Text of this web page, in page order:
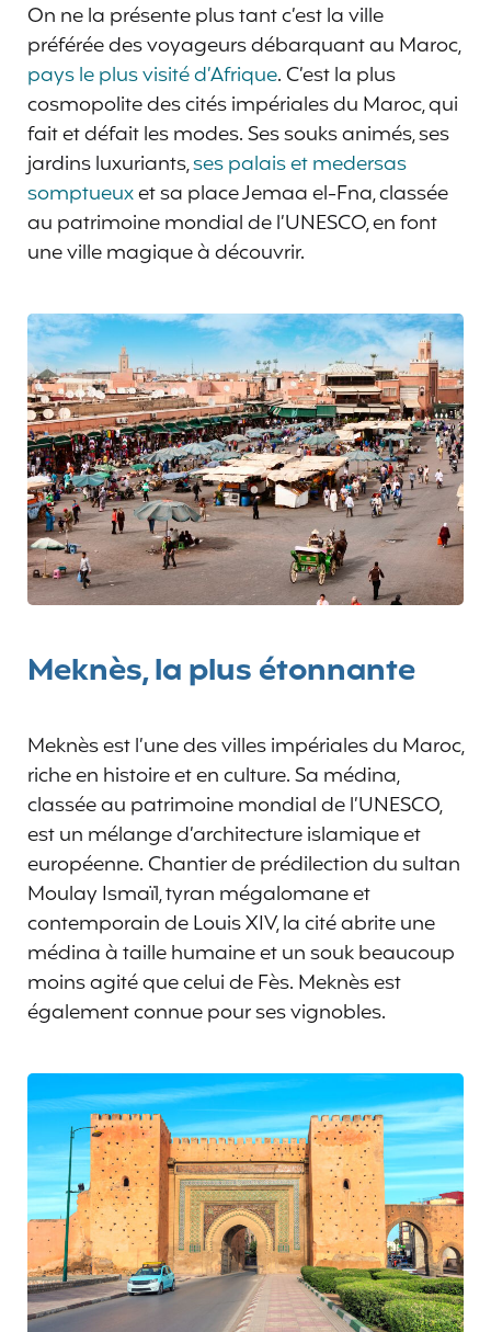
On ne la présente plus tant c’est la ville
préférée des voyageurs débarquant au Maroc,
pays le plus visité d’Afrique. C’est la plus
cosmopolite des cités impériales du Maroc, qui
fait et défait les modes. Ses souks animés, ses
jardins luxuriants,ses palais et medersas
somptueuxet sa place Jemaa el-Fna, classée
au patrimoine mondial de l’UNESCO, en font
une ville magique à découvrir.
Meknès, la plus étonnante
Meknès est l’une des villes impériales du Maroc,
riche en histoire et en culture. Sa médina,
classée au patrimoine mondial de l’UNESCO,
est un mélange d’architecture islamique et
européenne. Chantier de prédilection du sultan
Moulay Ismaïl, tyran mégalomane et
contemporain de Louis XIV, la cité abrite une
médina à taille humaine et un souk beaucoup
moins agité que celui de Fès. Meknès est
également connue pour ses vignobles.